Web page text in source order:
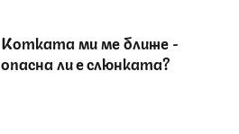
Котката ми ме ближе -
опасна ли е слюнката?